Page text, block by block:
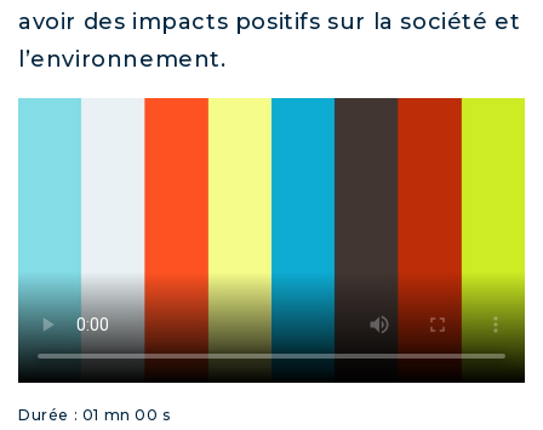
avoir des impacts positifs sur la société et
l’environnement.
Durée : 01 mn 00 s